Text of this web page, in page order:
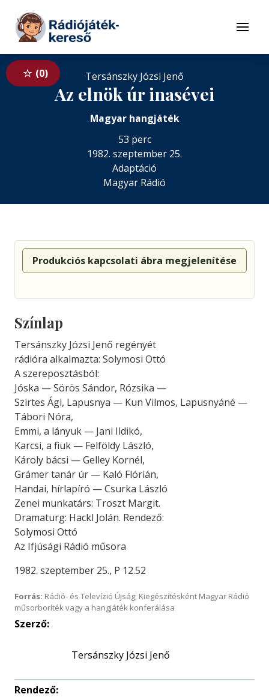
Tovább a tartalomhoz
Menü
0 Tersánszky Józsi Jenő
Az elnök úr inasévei
Magyar hangjáték
53 perc
1982. szeptember 25.
Adaptáció
Magyar Rádió
Produkciós kapcsolati ábra megjelenítése
Színlap
Tersánszky Józsi Jenő regényét
rádióra alkalmazta: Solymosi Ottó
A szereposztásból:
Jóska — Sörös Sándor, Rózsika —
Szirtes Ági, Lapusnya — Kun Vilmos, Lapusnyáné —
Tábori Nóra,
Emmi, a lányuk — Jani Ildikó,
Karcsi, a fiuk — Felföldy László,
Károly bácsi — Gelley Kornél,
Grámer tanár úr — Kaló Flórián,
Handai, hírlapíró — Csurka László
Zenei munkatárs: Troszt Margit.
Dramaturg: Hackl Jolán. Rendező:
Solymosi Ottó
Az Ifjúsági Rádió műsora
1982. szeptember 25., P 12.52
Forrás: Rádió- és Televízió Újság; Kiegészítésként Magyar Rádió
műsorboríték vagy a hangjáték konferálása
Szerző:
Tersánszky Józsi Jenő
Rendező: